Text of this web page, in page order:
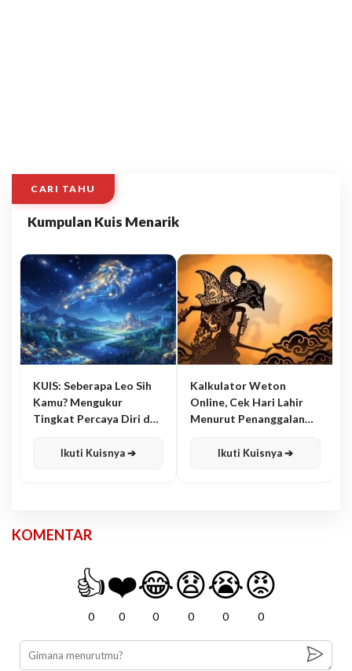
CARI TAHU
Kumpulan Kuis Menarik
KUIS: Seberapa Leo Sih
Kamu? Mengukur
Tingkat Percaya Diri dan
Ikuti Kuisnya ➔
Kalkulator Weton
Online, Cek Hari Lahir
Menurut Penanggalan
Ikuti Kuisnya ➔
KOMENTAR
👍
0
❤️
0
😂
0
😧
0
😭
0
😡
0